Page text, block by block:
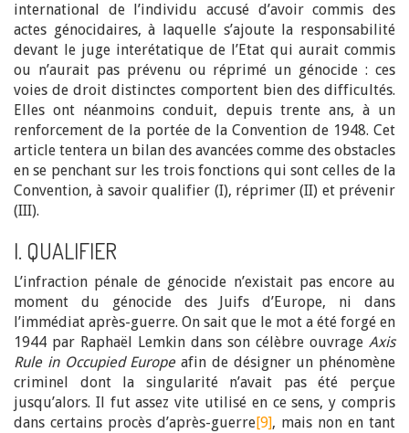
international de l’individu accusé d’avoir commis des
actes génocidaires, à laquelle s’ajoute la responsabilité
devant le juge interétatique de l’Etat qui aurait commis
ou n’aurait pas prévenu ou réprimé un génocide : ces
voies de droit distinctes comportent bien des difficultés.
Elles ont néanmoins conduit, depuis trente ans, à un
renforcement de la portée de la Convention de 1948. Cet
article tentera un bilan des avancées comme des obstacles
en se penchant sur les trois fonctions qui sont celles de la
Convention, à savoir qualifier (I), réprimer (II) et prévenir
(III).
I. QUALIFIER
L’infraction pénale de génocide n’existait pas encore au
moment du génocide des Juifs d’Europe, ni dans
l’immédiat après-guerre. On sait que le mot a été forgé en
1944 par Raphaël Lemkin dans son célèbre ouvrage Axis
Rule in Occupied Europeafin de désigner un phénomène
criminel dont la singularité n’avait pas été perçue
jusqu’alors. Il fut assez vite utilisé en ce sens, y compris
dans certains procès d’après-guerre[9], mais non en tant